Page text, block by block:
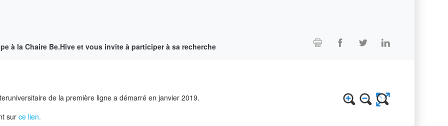
à la Chaire Be.Hive et vous invite à participer à sa recherche
de la première ligne a démarré en janvier 2019.
surce lien.